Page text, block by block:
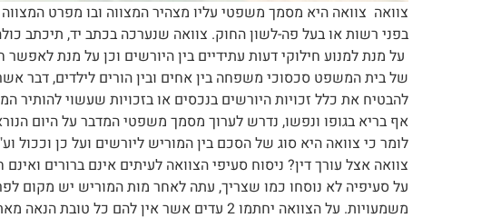
צוואה צוואה היא מסמך משפטי עליו מצהיר המצווה ובו מפרט
בפני רשות או בעל פה-לשון החוק. צוואה שנערכה בכתב יד, תיכתב
על מנת למנוע חילוקי דעות עתידיים בין היורשים וכן על מנת
של בית המשפט סכסוכי משפחה בין אחים ובין הורים לילדים, דבר
להבטיח את כלל זכויות היורשים בנכסים או בזכויות שעשוי
אף בריא בגופו ונפשו, נדרש לערוך מסמך משפטי המדבר על היום
לומר כי צוואה היא סוג של הסכם בין המוריש ליורשים ועל כן וככול
צוואה אצל עורך דין? ניסוח סעיפי הצוואה לעיתים אינם ברורים
משמעויות. על הצוואה יחתמו 2 עדים אשר